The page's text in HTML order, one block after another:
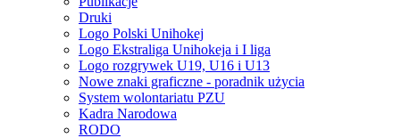
Druki
Logo Polski Unihokej
Logo Ekstraliga Unihokeja i I liga
Logo rozgrywek U19, U16 i U13
Nowe znaki graficzne - poradnik użycia
System wolontariatu PZU
Kadra Narodowa
RODO